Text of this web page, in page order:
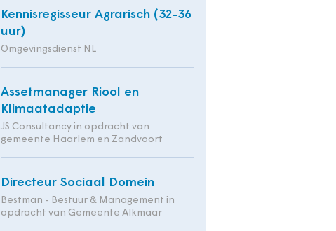
Kennisregisseur Agrarisch (32-36
uur)
Omgevingsdienst NL
Assetmanager Riool en
Klimaatadaptie
JS Consultancy in opdracht van
gemeente Haarlem en Zandvoort
Directeur Sociaal Domein
Bestman - Bestuur & Management in
opdracht van Gemeente Alkmaar